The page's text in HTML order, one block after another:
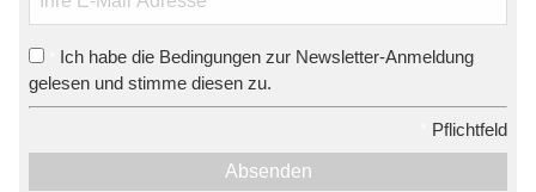
Ich habe die Bedingungen zur Newsletter-Anmeldung
gelesen und stimme diesen zu.
Pflichtfeld
Absenden